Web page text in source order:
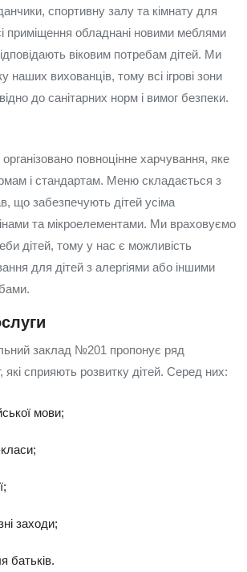
спортивну залу та кімнату для
приміщення обладнані новими меблями
віковим потребам дітей. Ми
наших вихованців, тому всі ігрові зони
до санітарних норм і вимог безпеки.
повноцінне харчування, яке
і стандартам. Меню складається з
що забезпечують дітей усіма
та мікроелементами. Ми враховуємо
дітей, тому у нас є можливість
для дітей з алергіями або іншими
заклад №201 пропонує ряд
які сприяють розвитку дітей. Серед них:
мови;
заходи;
батьків.